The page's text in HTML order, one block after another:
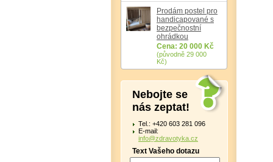
Prodám postel pro
handicapované s
bezpečnostní
ohrádkou
Cena: 20 000 Kč
(původně 29 000
Kč)
Nebojte se
nás zeptat!
Tel.: +420 603 281 096
E-mail:
info@zdravotyka.cz
Text Vašeho dotazu